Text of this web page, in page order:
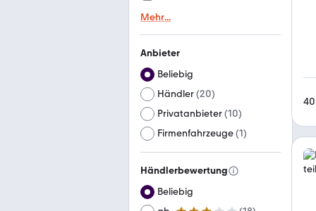
Mehr...
Anbieter
Beliebig
Händler(20)
Privatanbieter(10)
Firmenfahrzeuge(1)
Händlerbewertung
Beliebig